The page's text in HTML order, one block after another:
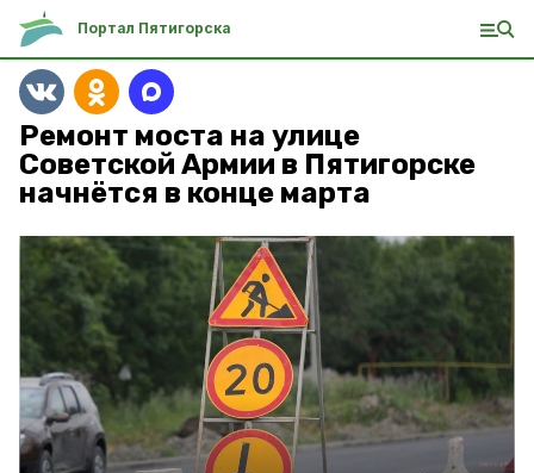
Портал Пятигорска
Ремонт моста на улице
Советской Армии в Пятигорске
начнётся в конце марта